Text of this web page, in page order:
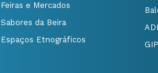
Feiras e Mercados
Sabores da Beira
Espaços Etnográficos
ADI
GIP